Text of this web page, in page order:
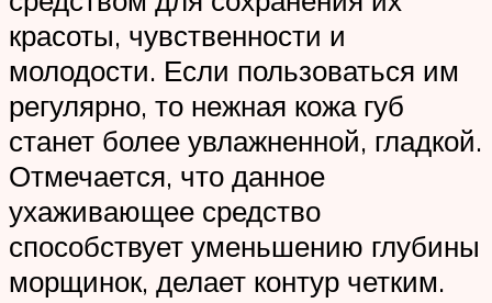
красоты, чувственности и
молодости. Если пользоваться им
регулярно, то нежная кожа губ
станет более увлажненной, гладкой.
Отмечается, что данное
ухаживающее средство
способствует уменьшению глубины
морщинок, делает контур четким.